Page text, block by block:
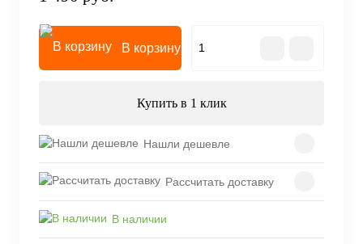
В корзину
Купить в 1 клик
Нашли дешевле
Рассчитать доставку
В наличии